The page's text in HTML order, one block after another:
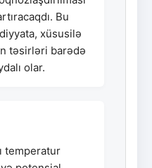
Bu
xüsusilə
təsirləri barədə
olar.
temperatur